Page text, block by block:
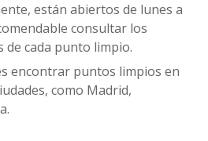
están abiertos de lunes a
consultar los
de cada punto limpio.
encontrar puntos limpios en
como Madrid,